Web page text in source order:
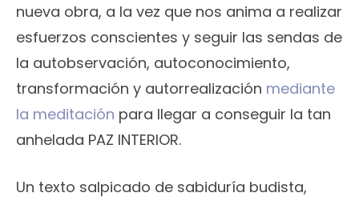
nueva obra, a la vez que nos anima a realizar
esfuerzos conscientes y seguir las sendas de
la autobservación, autoconocimiento,
transformación y autorrealización mediante
la meditación para llegar a conseguir la tan
anhelada PAZ INTERIOR.
Un texto salpicado de sabiduría budista,